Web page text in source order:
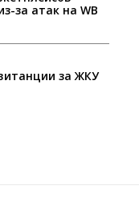
за атак на WB
за ЖКУ